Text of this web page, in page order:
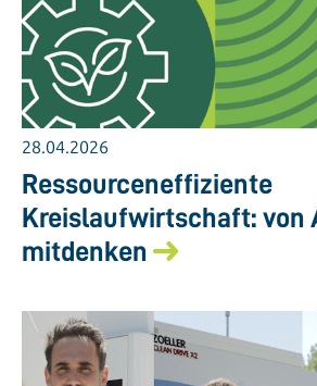
28.04.2026
Ressourceneffiziente
Kreislaufwirtschaft: von
mitdenken